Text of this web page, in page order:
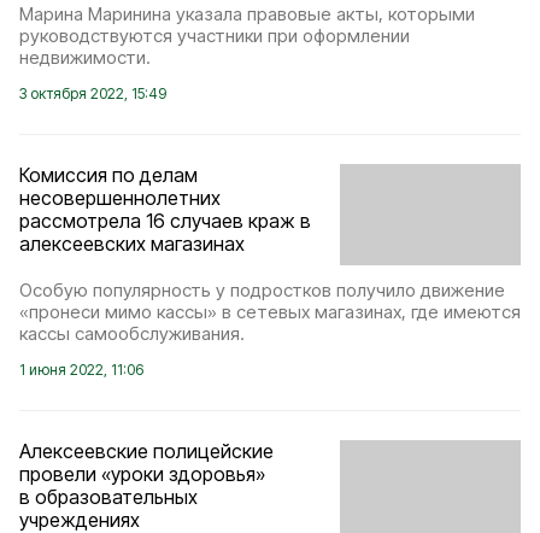
Марина Маринина указала правовые акты, которыми
руководствуются участники при оформлении
недвижимости.
3 октября 2022, 15:49
Комиссия по делам
несовершеннолетних
рассмотрела 16 случаев краж в
алексеевских магазинах
Особую популярность у подростков получило движение
«пронеси мимо кассы» в сетевых магазинах, где имеются
кассы самообслуживания.
1 июня 2022, 11:06
Алексеевские полицейские
провели «уроки здоровья»
в образовательных
учреждениях